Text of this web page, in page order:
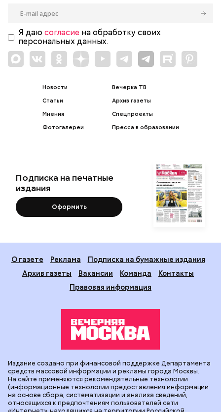
Я даю согласие на обработку своих
персональных данных.
Новости
Статьи
Мнения
Фотогалереи
Вечерка ТВ
Архив газеты
Спецпроекты
Пресса в образовании
Подписка на печатные
издания
Оформить
О газете Реклама
Подписка на бумажные издания
Архив газеты
Вакансии Команда
Контакты
Правовая информация
Издание создано при финансовой поддержке Департамента
средств массовой информации и рекламы города Москвы.
На сайте применяются рекомендательные технологии
(информационные технологии предоставления информации
на основе сбора, систематизации и анализа сведений,
относящихся к предпочтениям пользователей сети